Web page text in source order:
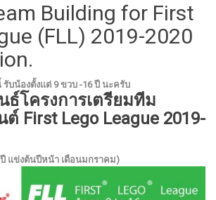
Building for First
(FLL) 2019-2020
บน้องตั้งแต่ 9 ขวบ -16 ปี นะครับ
ธ์โครงการเตรียมทีม
First Lego League 2019-
แข่งต้นปีหน้า เดือนมกราคม)